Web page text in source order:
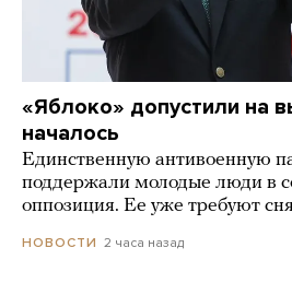
«Яблоко» допустили на
началось
Единственную антивоенную
поддержали молодые люди в
оппозиция. Ее уже требуют
НОВОСТИ 2 часа назад